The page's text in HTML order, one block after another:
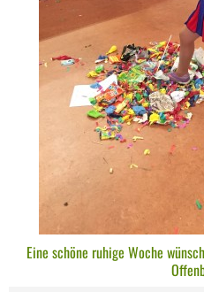
Eine schöne ruhige Woche